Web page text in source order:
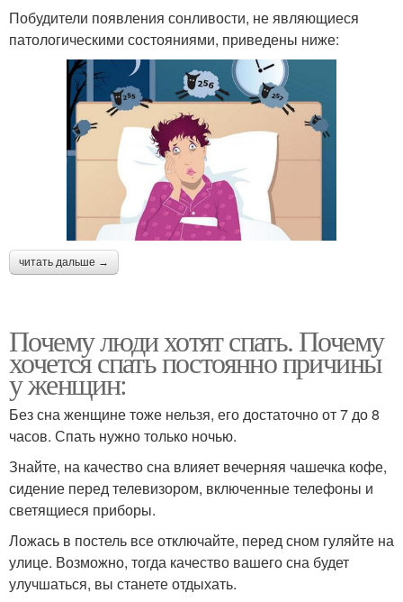
Побудители появления сонливости, не являющиеся
патологическими состояниями, приведены ниже:
читать дальше →
Почему люди хотят спать. Почему
хочется спать постоянно причины
у женщин:
Без сна женщине тоже нельзя, его достаточно от 7 до 8
часов. Спать нужно только ночью.
Знайте, на качество сна влияет вечерняя чашечка кофе,
сидение перед телевизором, включенные телефоны и
светящиеся приборы.
Ложась в постель все отключайте, перед сном гуляйте на
улице. Возможно, тогда качество вашего сна будет
улучшаться, вы станете отдыхать.